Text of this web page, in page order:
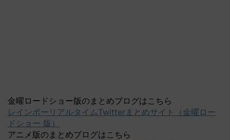
金曜ロードショー版のまとめブログはこちら
レインボーリアルタイムTwitterまとめサイト（金曜ロー
ドショー 版）
アニメ版のまとめブログはこちら